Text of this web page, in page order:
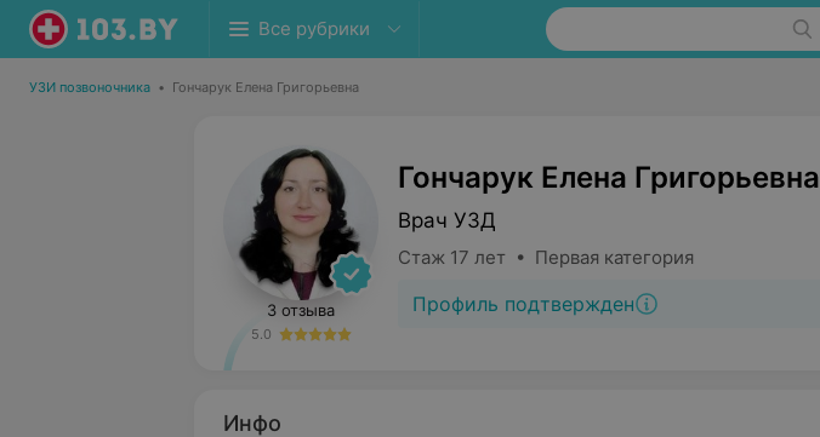
Все рубрики
УЗИ позвоночника • Гончарук Елена Григорьевна
3 отзыва
5.0
Гончарук Елена Григорьевна
Врач УЗД
Стаж 17 лет • Первая категория
Профиль подтвержден
Инфо